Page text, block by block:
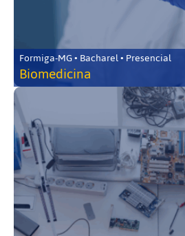
Formiga-MG • Bacharel • Presencial
Biomedicina